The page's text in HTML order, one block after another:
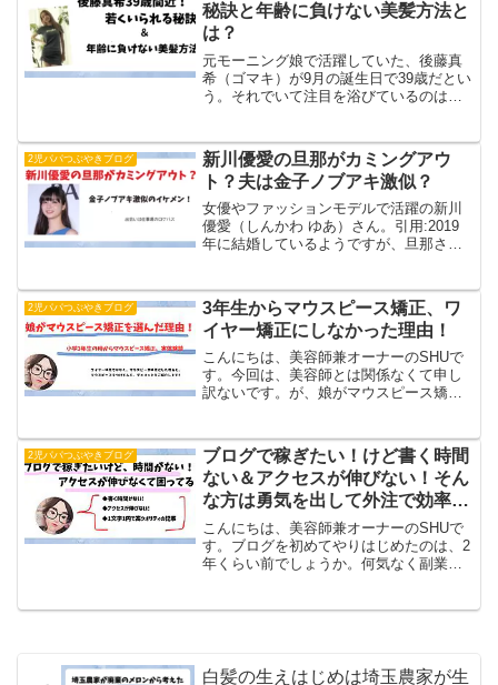
秘訣と年齢に負けない美髪方法と
は？
元モーニング娘で活躍していた、後藤真
希（ゴマキ）が9月の誕生日で39歳だとい
う。それでいて注目を浴びているのは、
そこで今回はこの2点に注目して調べまし
た。39歳直前でも...
2児パパつぶやきブログ
新川優愛の旦那がカミングアウ
ト？夫は金子ノブアキ激似？
女優やファッションモデルで活躍の新川
優愛（しんかわ ゆあ）さん。引用:2019
年に結婚しているようですが、旦那さん
ングアウトしたのか調べてみました！今
回の内容は、新川優...
2児パパつぶやきブログ
3年生からマウスピース矯正、ワ
イヤー矯正にしなかった理由！
こんにちは、美容師兼オーナーのSHUで
す。今回は、美容師とは関係なくて申し
訳ないです。が、娘がマウスピース矯正
大人の方も子供も歯並びはやっぱりきれ
いな方が脳にも良いですし...
2児パパつぶやきブログ
ブログで稼ぎたい！けど書く時間
ない＆アクセスが伸びない！そん
な方は勇気を出して外注で効率
化！
こんにちは、美容師兼オーナーのSHUで
す。ブログを初めてやりはじめたのは、2
年くらい前でしょうか。何気なく副業っ
してます。ですが中々結果につながるま
白髪の生えはじめは埼玉農家が生